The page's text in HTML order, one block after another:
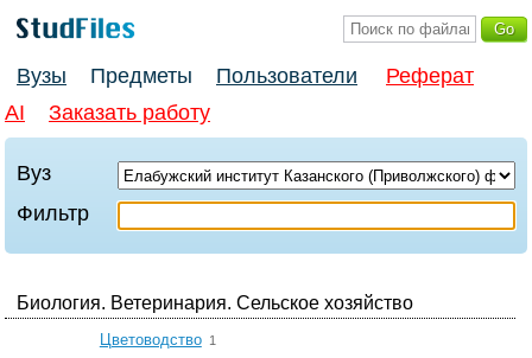
Вузы Предметы Пользователи
Реферат
AI
Заказать работу
Вуз
Фильтр
Биология. Ветеринария. Сельское хозяйство
Цветоводство 1